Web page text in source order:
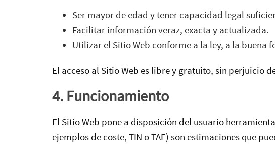
Ser mayor de edad y tener capacidad legal
Facilitar información veraz, exacta y actualizada.
Utilizar el Sitio Web conforme a la ley, a la buena
El acceso al Sitio Web es libre y gratuito, sin perjuicio
4. Funcionamiento
El Sitio Web pone a disposición del usuario
ejemplos de coste, TIN o TAE) son estimaciones que